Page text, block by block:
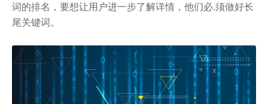
词的排名，要想让用户进一步了解详情，他们必.须做好长
尾关键词。